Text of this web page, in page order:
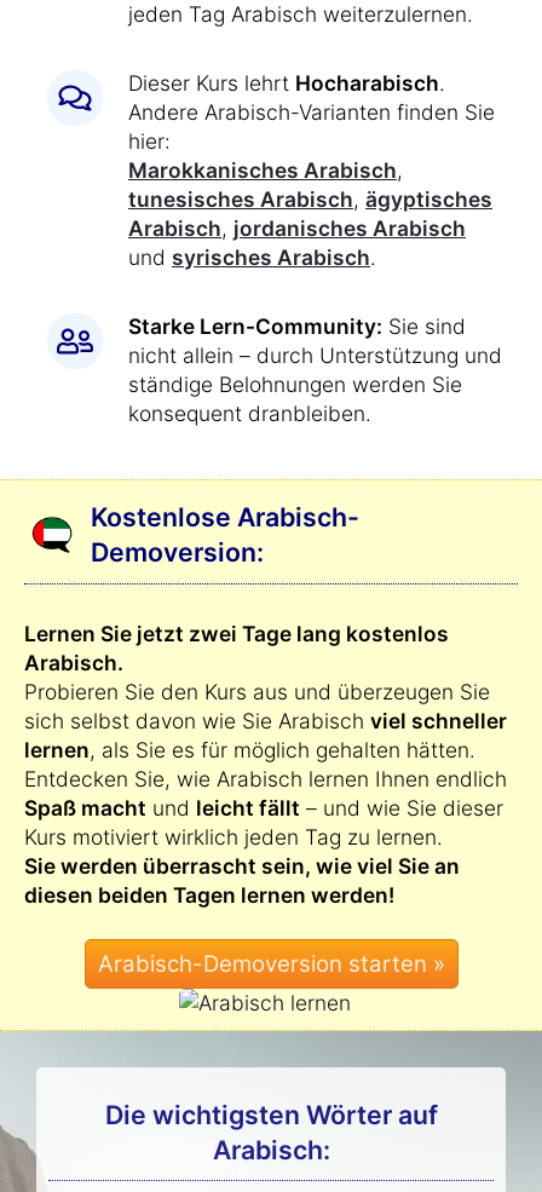
jeden Tag Arabisch weiterzulernen.
Dieser Kurs lehrt Hocharabisch.
Andere Arabisch-Varianten finden Sie
hier:
Marokkanisches Arabisch,
tunesisches Arabisch, ägyptisches
Arabisch, jordanisches Arabisch
und syrisches Arabisch.
Starke Lern-Community: Sie sind
nicht allein – durch Unterstützung und
ständige Belohnungen werden Sie
konsequent dranbleiben.
Kostenlose Arabisch-
Demoversion:
Lernen Sie jetzt zwei Tage lang kostenlos
Arabisch.
Probieren Sie den Kurs aus und überzeugen Sie
sich selbst davon wie Sie Arabisch viel schneller
lernen, als Sie es für möglich gehalten hätten.
Entdecken Sie, wie Arabisch lernen Ihnen endlich
Spaß macht und leicht fällt – und wie Sie dieser
Kurs motiviert wirklich jeden Tag zu lernen.
Sie werden überrascht sein, wie viel Sie an
diesen beiden Tagen lernen werden!
Die wichtigsten Wörter auf
Arabisch: